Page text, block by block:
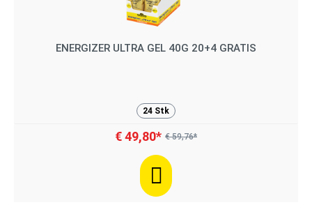
ENERGIZER ULTRA GEL 40G 20+4 GRATIS
24 Stk
€ 49,80* € 59,76*